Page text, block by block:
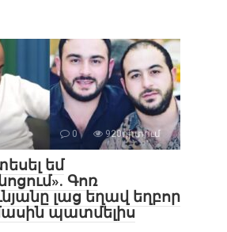
0 920դիտում
եմ
Գոռ
լաց եղավ եղբոր
պատմելիս